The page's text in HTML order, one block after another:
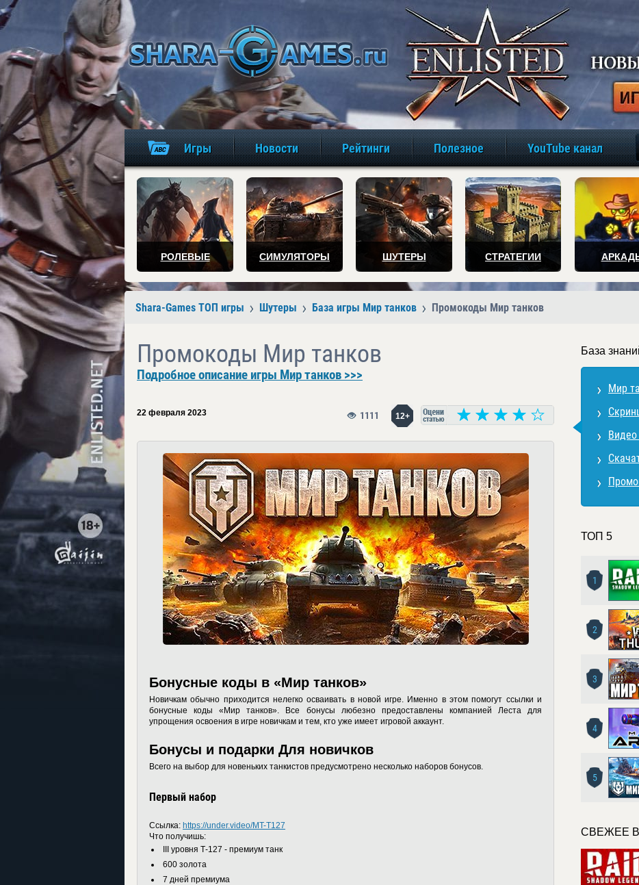
игры онлайн
Игры Новости Рейтинги Полезное YouTube канал
РОЛЕВЫЕ СИМУЛЯТОРЫ ШУТЕРЫ СТРАТЕГИИ
Shara-Games ТОП игры Шутеры База игры Мир танков Промокоды Мир танков
Промокоды Мир танков
Подробное описание игры Мир танков >>>
22 февраля 2023 12+
1111
Бонусные коды в «Мир танков»
Новичкам обычно приходится нелегко осваивать в новой игре. Именно в этом помогут ссылки и
бонусные коды «Мир танков». Все бонусы любезно предоставлены компанией Леста для
упрощения освоения в игре новичкам и тем, кто уже имеет игровой аккаунт.
Бонусы и подарки Для новичков
Всего на выбор для новеньких танкистов предусмотрено несколько наборов бонусов.
Первый набор
Ссылка: https://under.video/MT-T127
Что получишь:
III уровня Т-127 - премиум танк
600 золота
7 дней премиума
База
Мир
ТОП 5
1
2
3
4
5
СВЕЖЕЕ